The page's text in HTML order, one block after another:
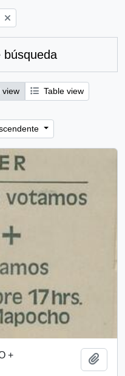
búsqueda
view
Table view
+